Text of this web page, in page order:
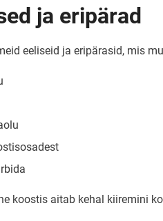
ja eripärad
eeliseid ja eripärasid, mis
koostis aitab kehal kiiremini